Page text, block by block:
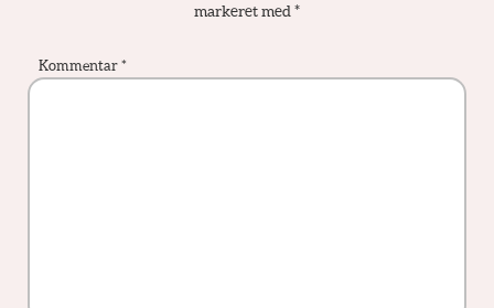
markeret med *
Kommentar *